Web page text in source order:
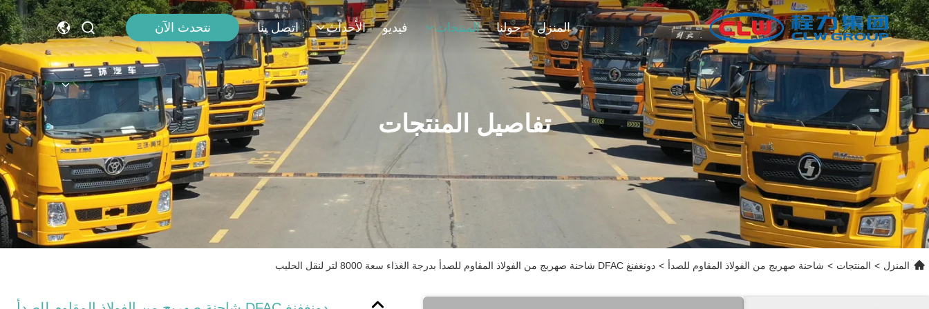
المنزل حولنا المنتجات فيديو الأحداث اتصل بنا نتحدث الآن
تفاصيل المنتجات
المنزل > المنتجات > شاحنة صهريج من الفولاذ المقاوم للصدأ > دونغفنغ DFAC شاحنة صهريج من الفولاذ المقاوم للصدأ بدرجة الغذاء سعة 8000 لتر لنقل الحليب